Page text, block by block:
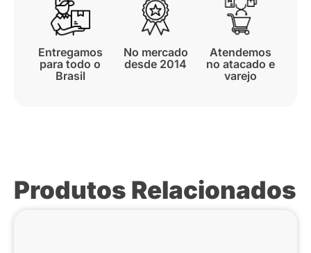
Entregamos
para todo o
Brasil
No mercado
desde 2014
Atendemos
no atacado e
varejo
Produtos Relacionados